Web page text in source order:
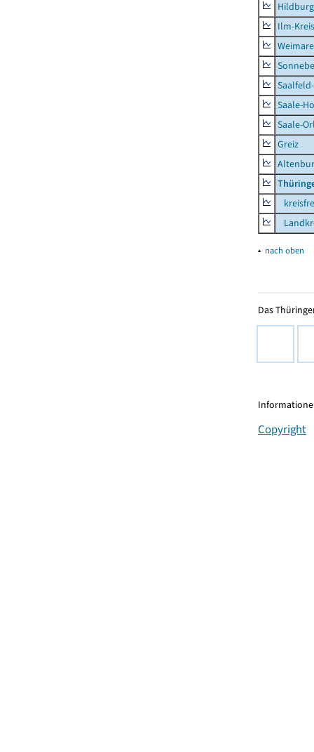
Ilm-Kreis
Saale-
Saale-
Greiz
▴ nach oben
Das
Copyright